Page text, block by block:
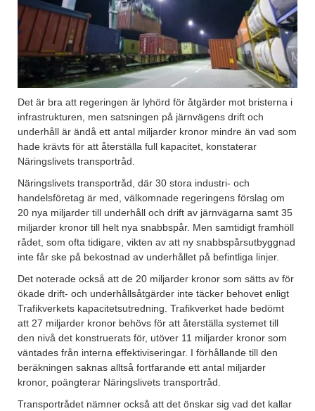
Det är bra att regeringen är lyhörd för åtgärder mot bristerna i
infrastrukturen, men satsningen på järnvägens drift och
underhåll är ändå ett antal miljarder kronor mindre än vad som
hade krävts för att återställa full kapacitet, konstaterar
Näringslivets transportråd.
Näringslivets transportråd, där 30 stora industri- och
handelsföretag är med, välkomnade regeringens förslag om
20 nya miljarder till underhåll och drift av järnvägarna samt 35
miljarder kronor till helt nya snabbspår. Men samtidigt framhöll
rådet, som ofta tidigare, vikten av att ny snabbspårsutbyggnad
inte får ske på bekostnad av underhållet på befintliga linjer.
Det noterade också att de 20 miljarder kronor som sätts av för
ökade drift- och underhållsåtgärder inte täcker behovet enligt
Trafikverkets kapacitetsutredning. Trafikverket hade bedömt
att 27 miljarder kronor behövs för att återställa systemet till
den nivå det konstruerats för, utöver 11 miljarder kronor som
väntades från interna effektiviseringar. I förhållande till den
beräkningen saknas alltså fortfarande ett antal miljarder
kronor, poängterar Näringslivets transportråd.
Transportrådet nämner också att det önskar sig vad det kallar